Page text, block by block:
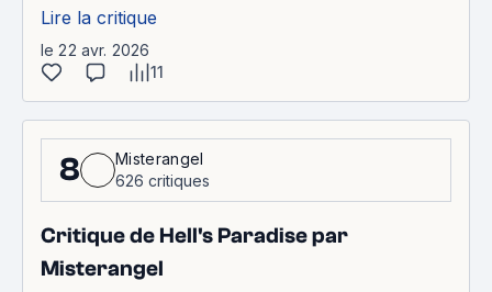
Lire la critique
le 22 avr. 2026
11
8
Misterangel
626 critiques
Critique de Hell's Paradise par
Misterangel